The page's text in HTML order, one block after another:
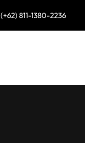
(+62) 811-1380-2236